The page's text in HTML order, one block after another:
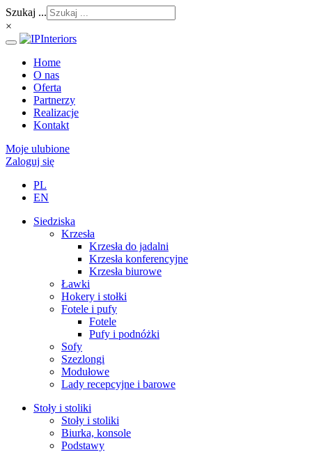
Szukaj ...
×
Home
O nas
Oferta
Partnerzy
Realizacje
Kontakt
Moje ulubione
Zaloguj się
PL
EN
Siedziska
Krzesła
Krzesła do jadalni
Krzesła konferencyjne
Krzesła biurowe
Ławki
Hokery i stołki
Fotele i pufy
Fotele
Pufy i podnóżki
Sofy
Szezlongi
Modułowe
Lady recepcyjne i barowe
Stoły i stoliki
Stoły i stoliki
Biurka, konsole
Podstawy